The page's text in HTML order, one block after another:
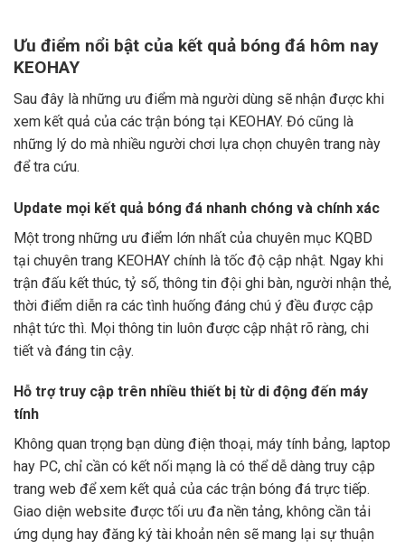
Ưu điểm nổi bật của kết quả bóng đá hôm nay
KEOHAY
Sau đây là những ưu điểm mà người dùng sẽ nhận được khi
xem kết quả của các trận bóng tại KEOHAY. Đó cũng là
những lý do mà nhiều người chơi lựa chọn chuyên trang này
để tra cứu.
Update mọi kết quả bóng đá nhanh chóng và chính xác
Một trong những ưu điểm lớn nhất của chuyên mục KQBD
tại chuyên trang KEOHAY chính là tốc độ cập nhật. Ngay khi
trận đấu kết thúc, tỷ số, thông tin đội ghi bàn, người nhận thẻ,
thời điểm diễn ra các tình huống đáng chú ý đều được cập
nhật tức thì. Mọi thông tin luôn được cập nhật rõ ràng, chi
tiết và đáng tin cậy.
Hỗ trợ truy cập trên nhiều thiết bị từ di động đến máy
tính
Không quan trọng bạn dùng điện thoại, máy tính bảng, laptop
hay PC, chỉ cần có kết nối mạng là có thể dễ dàng truy cập
trang web để xem kết quả của các trận bóng đá trực tiếp.
Giao diện website được tối ưu đa nền tảng, không cần tải
ứng dụng hay đăng ký tài khoản nên sẽ mang lại sự thuận